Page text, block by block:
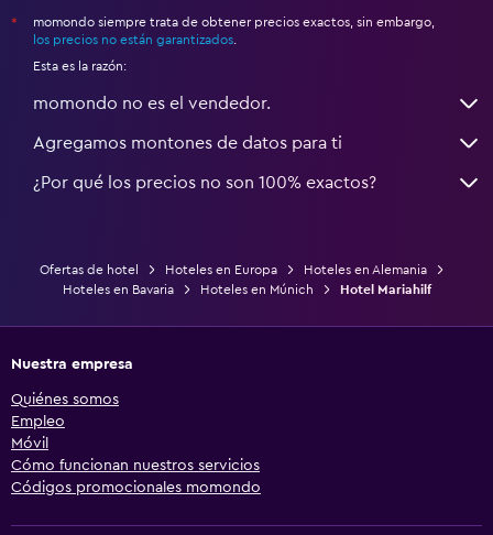
*
momondo siempre trata de obtener precios exactos, sin embargo,
los precios no están garantizados
Esta es la razón:
momondo no es el vendedor.
Agregamos montones de datos para ti
¿Por qué los precios no son 100% exactos?
Ofertas de hotel Hoteles en Europa
Hoteles en Alemania
Hoteles en Bavaria
Hoteles en Múnich Hotel Mariahilf
Nuestra empresa
Quiénes somos
Empleo
Móvil
Cómo funcionan nuestros servicios
Códigos promocionales momondo